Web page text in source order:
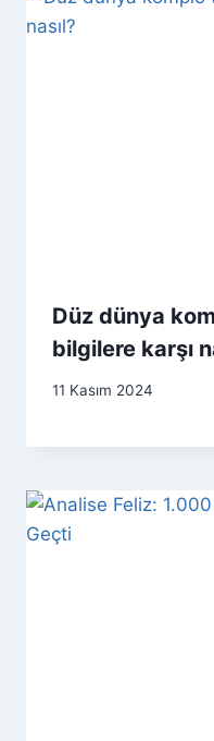
Düz dünya
bilgilere karşı
11 Kasım 2024